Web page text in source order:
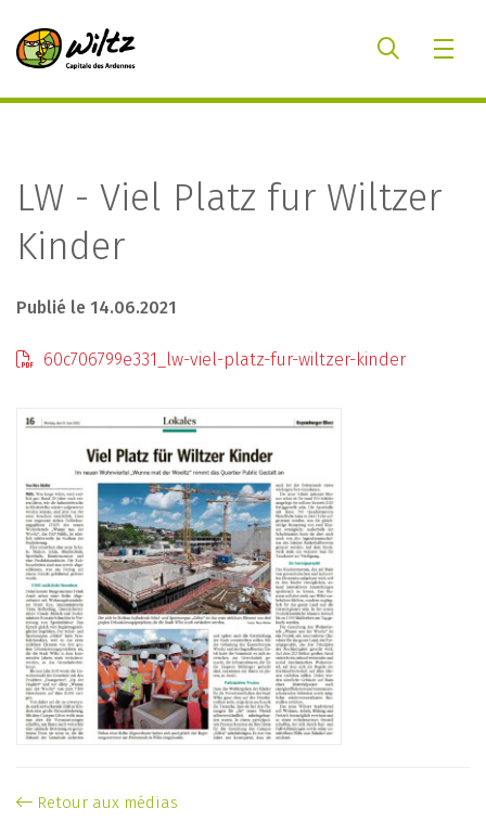
LW - Viel Platz fur Wiltzer
Kinder
Publié le 14.06.2021
60c706799e331_lw-viel-platz-fur-wiltzer-kinder
Retour aux médias